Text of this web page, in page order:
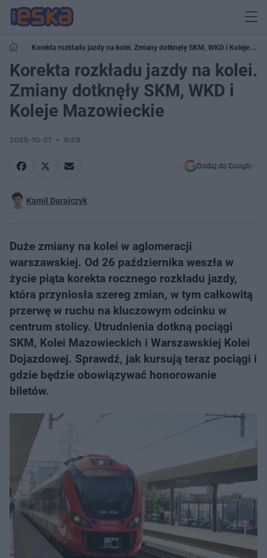
Korekta rozkładu jazdy na kolei. Zmiany dotknęły SKM, WKD i Koleje
Mazowieckie
Korekta rozkładu jazdy na kolei.
Zmiany dotknęły SKM, WKD i
Koleje Mazowieckie
2025-10-27 9:29
Dodaj do Google
Kamil Durajczyk
Duże zmiany na kolei w aglomeracji
warszawskiej. Od 26 października weszła w
życie piąta korekta rocznego rozkładu jazdy,
która przyniosła szereg zmian, w tym całkowitą
przerwę w ruchu na kluczowym odcinku w
centrum stolicy. Utrudnienia dotkną pociągi
SKM, Kolei Mazowieckich i Warszawskiej Kolei
Dojazdowej. Sprawdź, jak kursują teraz pociągi i
gdzie będzie obowiązywać honorowanie
biletów.